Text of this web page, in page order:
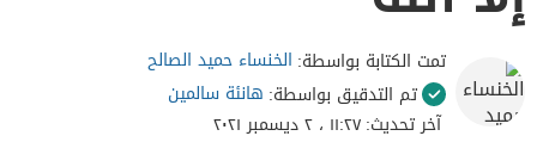
تمت الكتابة بواسطة: الخنساء حميد الصالح
تم التدقيق بواسطة: هانئة سالمين
آخر تحديث:١١:٢٧ ، ٢ ديسمبر ٢٠٢١